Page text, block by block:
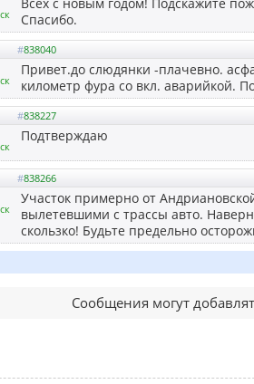
Спасибо.
#838040
Привет.до слюдянки -плачевно.
километр фура со вкл. аварийкой.
#838227
Подтверждаю
#838266
Участок примерно от
вылетевшими с трассы авто.
скользко! Будьте предельно
Сообщения могут